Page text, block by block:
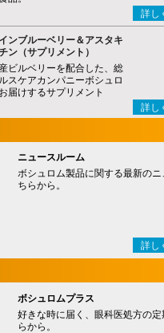
詳し
ンブルーベリー＆アスタキ
ン（サプリメント）
ビルベリーを配合した、総
スケアカンパニーボシュロ
届けするサプリメント
詳し
ニュースルーム
ボシュロム製品に関する最新のニ
ちらから。
詳し
ボシュロムプラス
好きな時に届く、眼科医処方の定
らから。